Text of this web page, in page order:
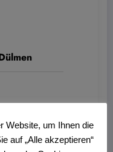
Website, um Ihnen die
auf „Alle akzeptieren“